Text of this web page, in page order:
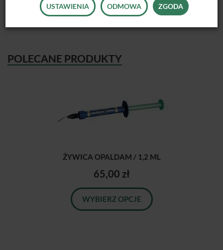
POLECANE PRODUKTY
ŻYWICA OPALDAM / 1,2 ML
65,00 zł
WYBIERZ OPCJE
USTAWIENIA ODMOWA ZGODA